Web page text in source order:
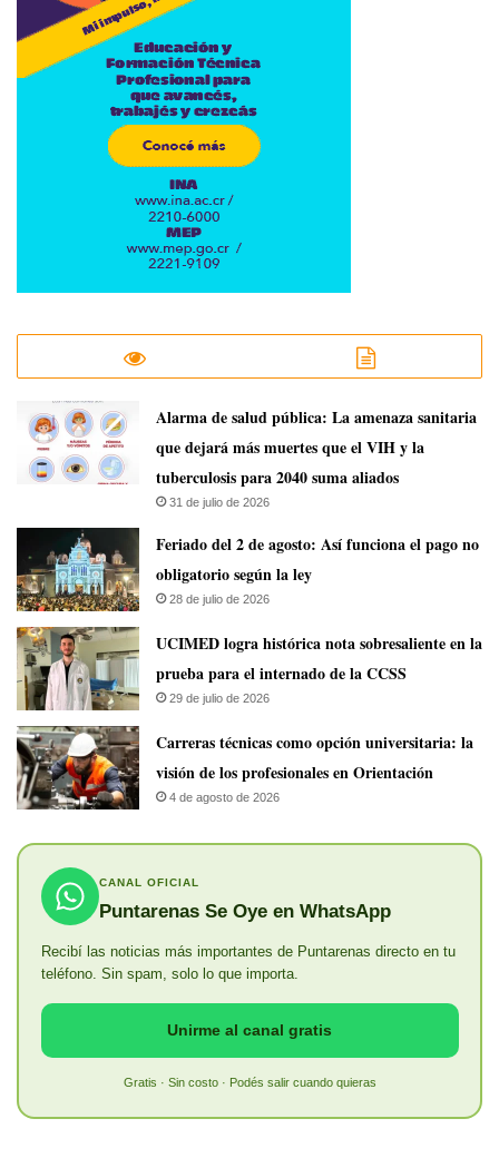
​Alarma de salud pública: La amenaza sanitaria
que dejará más muertes que el VIH y la
tuberculosis para 2040 suma aliados
31 de julio de 2026
Feriado del 2 de agosto: Así funciona el pago no
obligatorio según la ley
28 de julio de 2026
UCIMED logra histórica nota sobresaliente en la
prueba para el internado de la CCSS
29 de julio de 2026
Carreras técnicas como opción universitaria: la
visión de los profesionales en Orientación
4 de agosto de 2026
CANAL OFICIAL
Puntarenas Se Oye en WhatsApp
Recibí las noticias más importantes de Puntarenas directo en tu
teléfono. Sin spam, solo lo que importa.
Unirme al canal gratis
Gratis · Sin costo · Podés salir cuando quieras